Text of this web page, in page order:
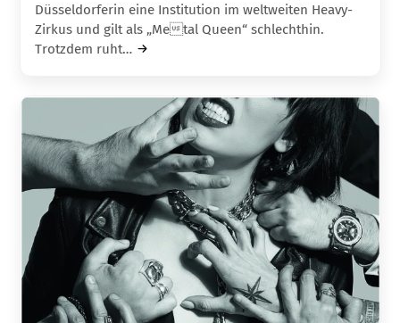
Düsseldorferin eine Institution im weltweiten Heavy-
Zirkus und gilt als „Metal Queen“ schlechthin.
Trotzdem ruht…